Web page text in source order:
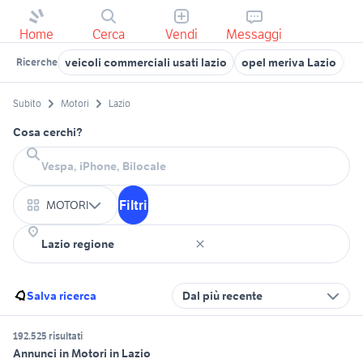
Home Cerca Vendi Messaggi
Ricerche veicoli commerciali usati lazio opel meriva Lazio
Subito Motori Lazio
Cosa cerchi?
MOTORI Filtri
Salva ricerca Dal più recente
192.525 risultati
Annunci in Motori in Lazio